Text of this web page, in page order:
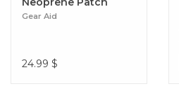
Gear Aid
24.99 $